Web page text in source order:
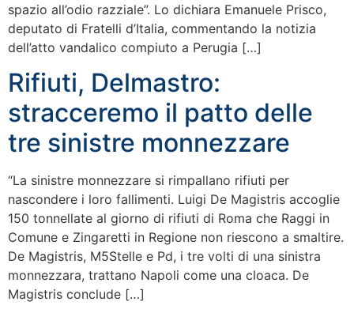
spazio all’odio razziale”. Lo dichiara Emanuele Prisco,
deputato di Fratelli d’Italia, commentando la notizia
dell’atto vandalico compiuto a Perugia […]
Rifiuti, Delmastro:
stracceremo il patto delle
tre sinistre monnezzare
“La sinistre monnezzare si rimpallano rifiuti per
nascondere i loro fallimenti. Luigi De Magistris accoglie
150 tonnellate al giorno di rifiuti di Roma che Raggi in
Comune e Zingaretti in Regione non riescono a smaltire.
De Magistris, M5Stelle e Pd, i tre volti di una sinistra
monnezzara, trattano Napoli come una cloaca. De
Magistris conclude […]